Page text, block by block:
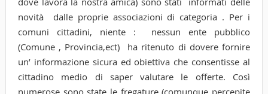
novità dalle proprie associazioni di categoria . Per i
comuni cittadini, niente : nessun ente pubblico
(Comune , Provincia,ect) ha ritenuto di dovere fornire
un’ informazione sicura ed obiettiva che consentisse al
cittadino medio di saper valutare le offerte. Così
numerose sono state le fregature (comunque percepite